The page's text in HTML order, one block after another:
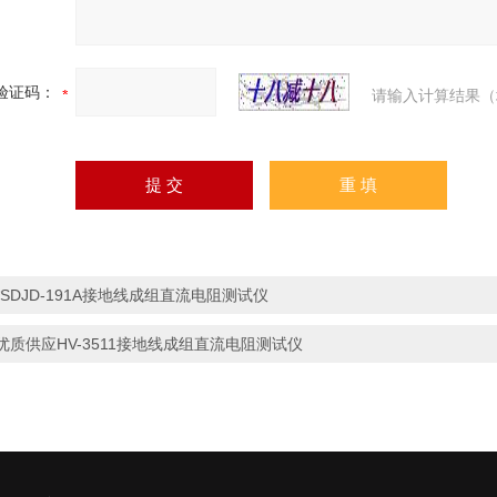
证码： 请输入计算结果
191A接地线成组直流电阻测试仪
质供应HV-3511接地线成组直流电阻测试仪